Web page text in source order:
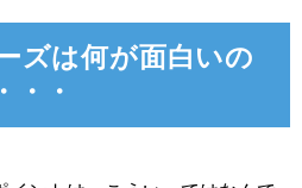
ズは何が面白いの
・